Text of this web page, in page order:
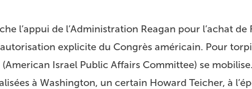
l’appui de l’Administration Reagan pour l’achat de
explicite du Congrès américain. Pour
Israel Public Affairs Committee) se
à Washington, un certain Howard Teicher, à